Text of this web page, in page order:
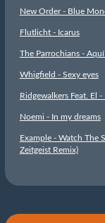
New Order - Blue
Flutlicht - Icarus
The Parrochians -
Whigfield - Sexy eyes
Ridgewalkers Feat. El -
Noemi - In my dreams
Example - Watch The
Zeitgeist Remix)